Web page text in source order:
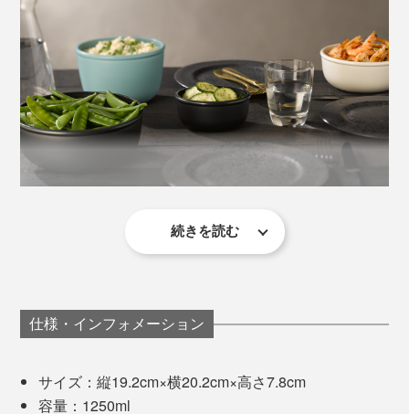
底が平たいので安定性もあり、フタをした状態で重ねら
れるため、冷蔵庫や冷凍庫内でかさばりません。
より"器っぽさ"を求めるなら丸型がおすすめ。食卓にそ
す。
続きを読む
仕様・インフォメーション
サイズ：縦19.2cm×横20.2cm×高さ7.8cm
容量：1250ml